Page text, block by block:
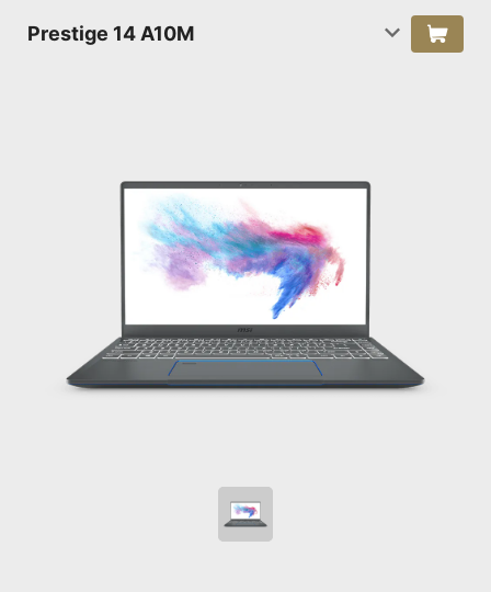
Prestige 14 A10M